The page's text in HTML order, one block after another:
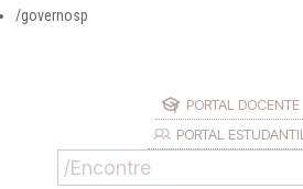
/governosp
PORTAL DOCENTE
PORTAL ESTUDANTIL